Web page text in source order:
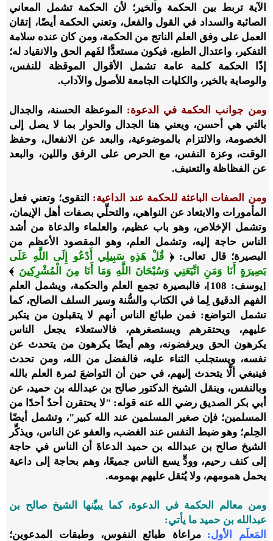
الآية تربط بين الحكمة والخير؛ لأن الحكمة تشمل المعاني
الصائبة والسداد في القول والفعل، ‏وتعني الحكمة أيضًا، إتقان
العمل على وفق العلم الناتج من الحكمة، ومن كان عنده سلامة
التفكير، واعتدال الطبع، فيكون مستعدًّا لفَهم الحق والانقياد له؛
إذًا الحكمة كلمة عامة تشمل الأقوال الموقظة للنفس،
والوصاية بالخير، والكليات الجامعة للأصول والآداب.
ومن جوانب الحكمة في الدعوة: الموعظة الحسنة، والجدال
بالتي هي أحسن، ويعني هنا الجدال والحوار بما لا يصل إلى
الخصومة، والالتزام بالموضوعية، والبعد عن الانفعال، وحفظ
الوقت، وعزة النفس، مع الحرص على الرفق واللين، والبعد
عن الفظاظة والتعنيف.
ومن الصفات الباعثة للحكمة عند الداعية: التقوى؛ وتعني فعل
المأمورات والابتعاد عن النواهي، والتحلِّي بصفات أهل الإيمان،
وتشمل الإخلاص، وهو باب عظيم، والعلماء والدعاة من أشد
الناس حاجة إليه، وتشمل العلم، وهو المقصود الأعظم من
البصيرة؛ قال تعالى: ﴿ قُلْ هَذِهِ سَبِيلِي أَدْعُو إِلَى اللَّهِ عَلَى
بَصِيرَةٍ أَنَا وَمَنِ اتَّبَعَنِي وَسُبْحَانَ اللَّهِ وَمَا أَنَا مِنَ الْمُشْرِكِينَ ﴾
[يوسف: 108]، فالبصيرة تجمع العلم والحكمة، ويشمل العلم
الفهم الدقيق لِما في الكتاب والسُّنة وسير السلف الصالح، كما
تشمل التواضع: فمن طبائع الناس أنهم لا يتقبلون من يتكبر
عليهم، ويحتقرهم ويستصغرهم، فالاستعلاء يجعل الناس
يكرهون الحق ويرفضونه، وهم أيضًا يكرهون من يتحدث عن
نفسه، ويستجلب الثناء عليه، فالفضل من الله، ومن تحدث
فينبغي ألَّا يتحدث إليهم، في حين أن التواضعَ ثمرة العلم بالله
وبالنفس، وينقل الشيخ الدكتور صالح بن عبدالله بن حميد، عن
أبي بكر الصديق رضي الله عنه قوله: "لا يحتقرن أحدٌ أحدًا من
المسلمين؛ فإن صغير المسلمين عند الله كبير"، ‏وتشمل أيضًا
الحِلم؛ وهو ضبط النفس عند الغضب، والعفو عن الناس، ويذكِّر
الشيخ صالح بن عبدالله بن حميد الدعاةَ أن الناس في حاجة
إلى كنف رحيم، وودٍّ يسع الناس جميعًا، وهم بحاجة إلى داعية
يحمل همومهم، ولا يُثقل عليهم بهمومه.
ومن معالم الحكمة في الدعوة، كما يبيِّنها الشيخ صالح بن
عبدالله بن حميد ما يأتي:
المَعلَم الأول: مراعاة طبائع النفوس، وطبقات المدعوين؛